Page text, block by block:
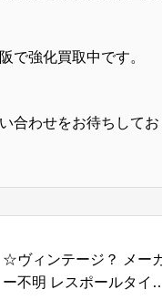
で強化買取中です。
合わせをお待ちしてお
☆ヴィンテージ？ メー
ー不明 レスポールタイ